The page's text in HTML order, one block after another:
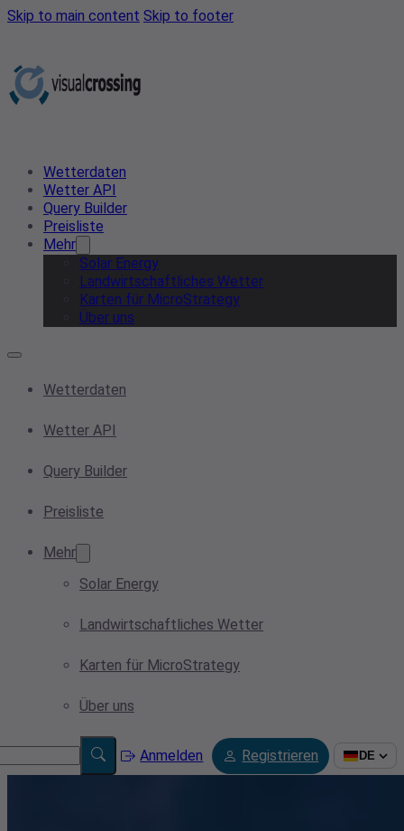
Skip to main content Skip to footer
Wetterdaten
Wetter API
Query Builder
Preisliste
Mehr
Solar Energy
Landwirtschaftliches Wetter
Karten für MicroStrategy
Über uns
Wetterdaten
Wetter API
Query Builder
Preisliste
Mehr
Solar Energy
Landwirtschaftliches Wetter
Karten für MicroStrategy
Über uns
Anmelden Registrieren DE